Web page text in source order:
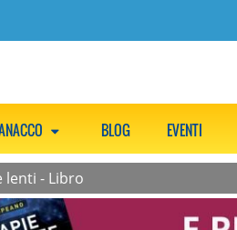
BLOG EVENTI
lenti - Libro